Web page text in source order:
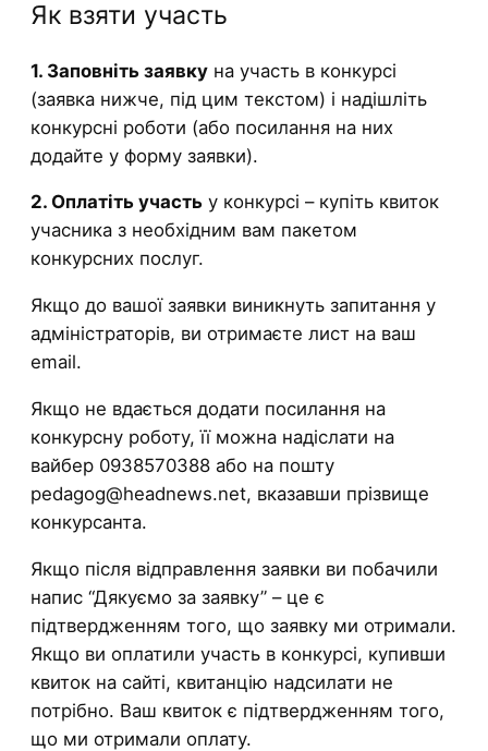
Як взяти участь
1. Заповніть заявку на участь в конкурсі
(заявка нижче, під цим текстом) і надішліть
конкурсні роботи (або посилання на них
додайте у форму заявки).
2. Оплатіть участь у конкурсі – купіть квиток
учасника з необхідним вам пакетом
конкурсних послуг.
Якщо до вашої заявки виникнуть запитання у
адміністраторів, ви отримаєте лист на ваш
email.
Якщо не вдається додати посилання на
конкурсну роботу, її можна надіслати на
вайбер 0938570388 або на пошту
pedagog@headnews.net, вказавши прізвище
конкурсанта.
Якщо після відправлення заявки ви побачили
напис “Дякуємо за заявку” – це є
підтвердженням того, що заявку ми отримали.
Якщо ви оплатили участь в конкурсі, купивши
квиток на сайті, квитанцію надсилати не
потрібно. Ваш квиток є підтвердженням того,
що ми отримали оплату.